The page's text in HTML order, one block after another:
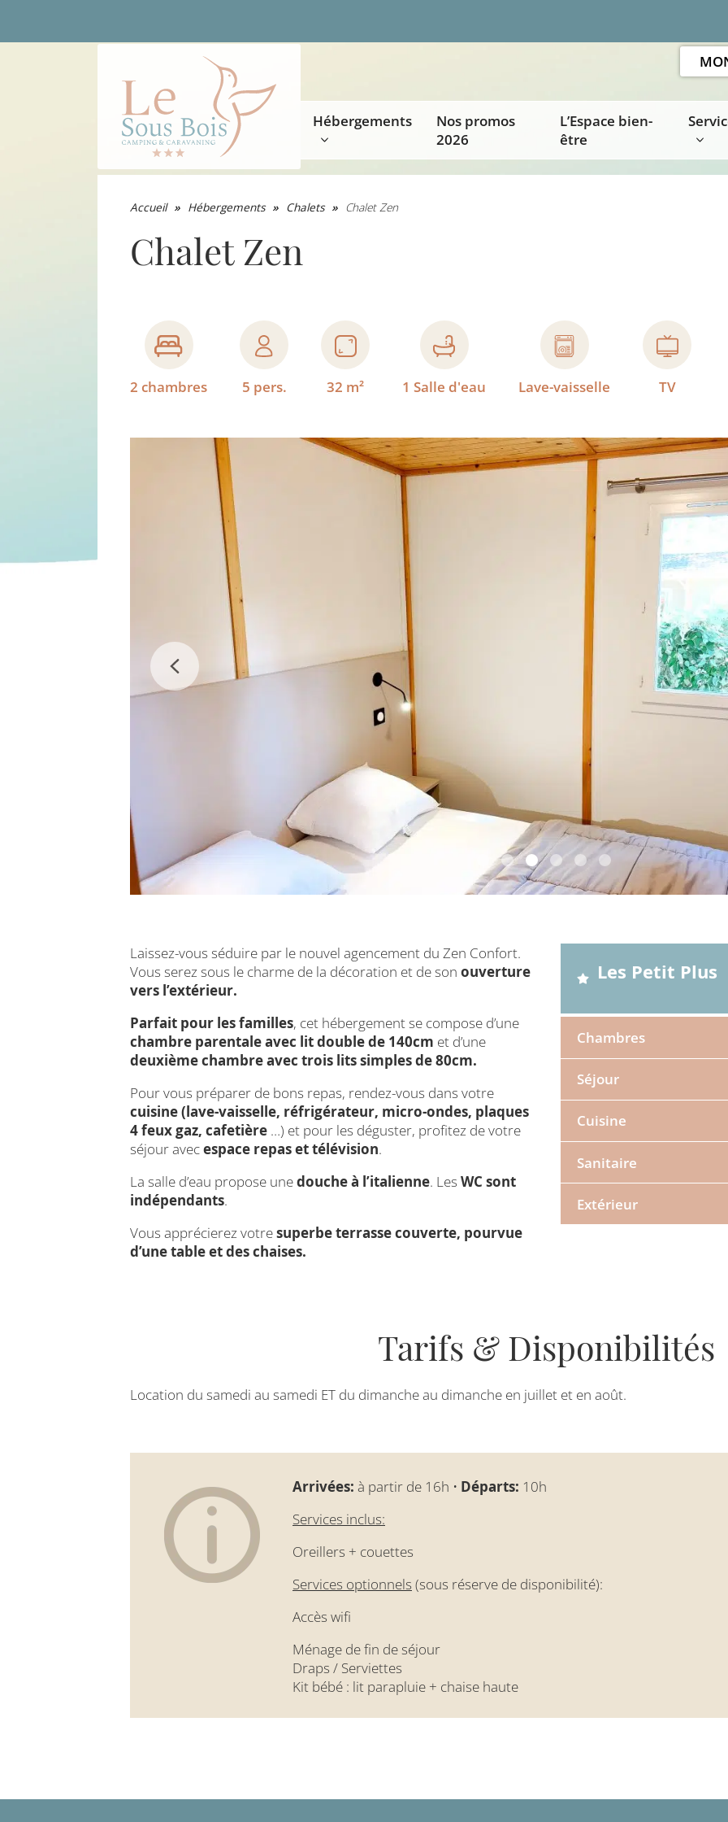
Hébergements
Nos promos
2026
L’Espace bien-
être
Accueil » Hébergements » Chalets » Chalet Zen
Chalet Zen
2 chambres 5 pers. 32 m² 1 Salle d'eau Lave-vaisselle TV
Laissez-vous séduire par le nouvel agencement du Zen Confort.
Vous serez sous le charme de la décoration et de son ouverture
vers l’extérieur.
Parfait pour les familles, cet hébergement se compose d’une
chambre parentale avec lit double de 140cm et d’une
deuxième chambre avec trois lits simples de 80cm.
Pour vous préparer de bons repas, rendez-vous dans votre
cuisine (lave-vaisselle, réfrigérateur, micro-ondes, plaques
4 feux gaz, cafetière …) et pour les déguster, profitez de votre
séjour avecespace repas et télévision.
La salle d’eau propose unedouche à l’italienne. Les WC sont
indépendants.
Vous apprécierez votresuperbe terrasse couverte, pourvue
d’une table et des chaises.
Les Petit Plus
Chambres
Chambre 1
Lit double de 140cm
Chambre 2
Séjour
Cuisine
Lave-vaisselle,
cafetière
Sanitaire
Douche à l’italienne et WC
Extérieur
Tarifs & Disponibilités
Location du samedi au samedi ET du dimanche au dimanche en juillet et en août.
Arrivées: à partir de 16h • Départs: 10h
Services inclus:
Oreillers + couettes
Services optionnels (sous réserve de disponibilité):
Accès wifi
Ménage de fin de séjour
Draps / Serviettes
Kit bébé : lit parapluie + chaise haute